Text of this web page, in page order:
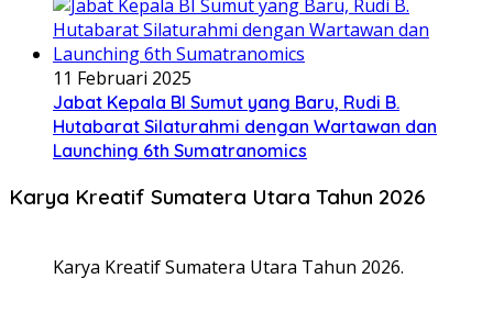
11 Februari 2025
Jabat Kepala BI Sumut yang Baru, Rudi B.
Hutabarat Silaturahmi dengan Wartawan dan
Launching 6th Sumatranomics
Karya Kreatif Sumatera Utara Tahun 2026
Karya Kreatif Sumatera Utara Tahun 2026.